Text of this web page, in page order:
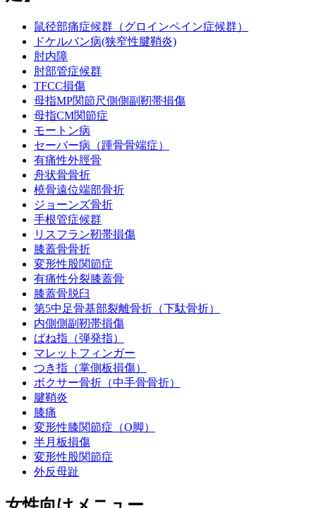
鼠径部痛症候群（グロインペイン症候群）
ドケルバン病(狭窄性腱鞘炎)
肘内障
肘部管症候群
TFCC損傷
母指MP関節尺側側副靭帯損傷
母指CM関節症
モートン病
セーバー病（踵骨骨端症）
有痛性外脛骨
舟状骨骨折
橈骨遠位端部骨折
ジョーンズ骨折
手根管症候群
リスフラン靭帯損傷
膝蓋骨骨折
変形性股関節症
有痛性分裂膝蓋骨
膝蓋骨脱臼
第5中足骨基部裂離骨折（下駄骨折）
内側側副靭帯損傷
ばね指（弾発指）
マレットフィンガー
つき指（掌側板損傷）
ボクサー骨折（中手骨骨折）
腱鞘炎
膝痛
変形性膝関節症（O脚）
半月板損傷
変形性股関節症
外反母趾